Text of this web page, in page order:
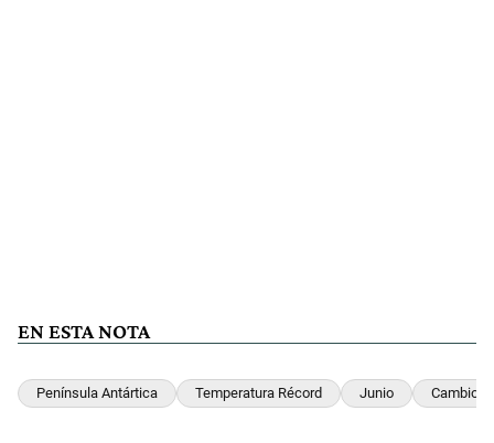
EN ESTA NOTA
Península Antártica Temperatura Récord Junio Cambio